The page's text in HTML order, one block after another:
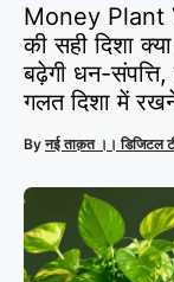
Money Plant
की सही दिशा
बढ़ेगी धन-
गलत दिशा में
Byनई ताक़त ।। डिजिटल